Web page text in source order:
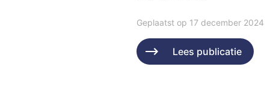
Geplaatst op 17 december 2024
Lees publicatie